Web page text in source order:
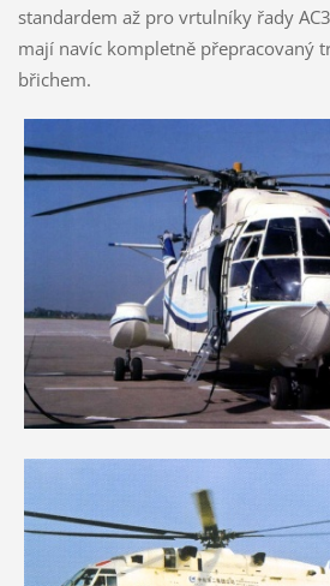
standardem až pro vrtulníky řady
mají navíc kompletně přepracovaný
břichem.